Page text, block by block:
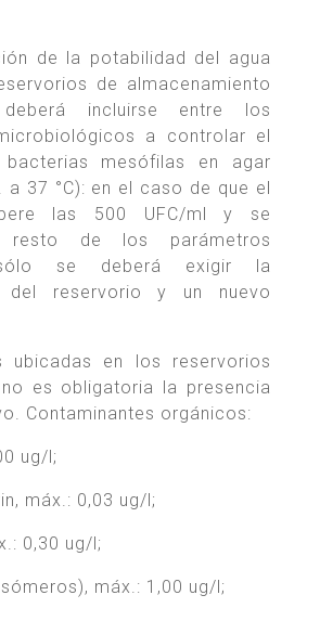
de la potabilidad del agua
de almacenamiento
deberá incluirse entre los
a controlar el
mesófilas en agar
a 37 °C): en el caso de que el
las 500 UFC/ml y se
resto de los parámetros
sólo se deberá exigir la
del reservorio y un nuevo
ubicadas en los reservorios
es obligatoria la presencia
Contaminantes orgánicos:
ug/l;
máx.: 0,03 ug/l;
0,30 ug/l;
máx.: 1,00 ug/l;